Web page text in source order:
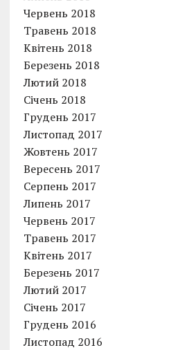
Червень 2018
Травень 2018
Квітень 2018
Березень 2018
Лютий 2018
Січень 2018
Грудень 2017
Листопад 2017
Жовтень 2017
Вересень 2017
Серпень 2017
Липень 2017
Червень 2017
Травень 2017
Квітень 2017
Березень 2017
Лютий 2017
Січень 2017
Грудень 2016
Листопад 2016